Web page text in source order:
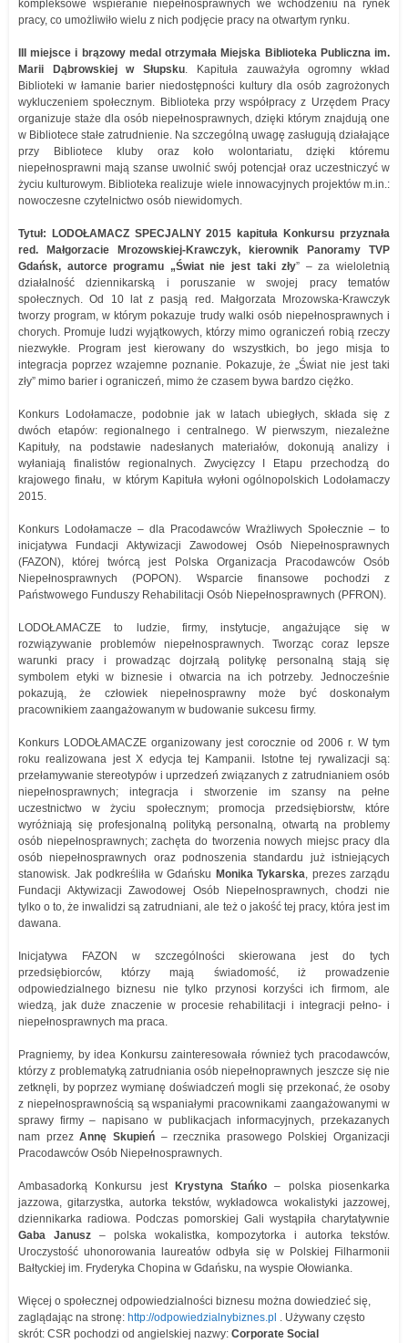
kompleksowe wspieranie niepełnosprawnych we wchodzeniu na rynek
pracy, co umożliwiło wielu z nich podjęcie pracy na otwartym rynku.
III miejsce i brązowy medal otrzymała Miejska Biblioteka Publiczna im.
Marii Dąbrowskiej w Słupsku. Kapituła zauważyła ogromny wkład
Biblioteki w łamanie barier niedostępności kultury dla osób zagrożonych
wykluczeniem społecznym. Biblioteka przy współpracy z Urzędem Pracy
organizuje staże dla osób niepełnosprawnych, dzięki którym znajdują one
w Bibliotece stałe zatrudnienie. Na szczególną uwagę zasługują działające
przy Bibliotece kluby oraz koło wolontariatu, dzięki któremu
niepełnosprawni mają szanse uwolnić swój potencjał oraz uczestniczyć w
życiu kulturowym. Biblioteka realizuje wiele innowacyjnych projektów m.in.:
nowoczesne czytelnictwo osób niewidomych.
Tytuł: LODOŁAMACZ SPECJALNY 2015 kapituła Konkursu przyznała
red. Małgorzacie Mrozowskiej-Krawczyk, kierownik Panoramy TVP
Gdańsk, autorce programu „Świat nie jest taki zły” – za wieloletnią
działalność dziennikarską i poruszanie w swojej pracy tematów
społecznych. Od 10 lat z pasją red. Małgorzata Mrozowska-Krawczyk
tworzy program, w którym pokazuje trudy walki osób niepełnosprawnych i
chorych. Promuje ludzi wyjątkowych, którzy mimo ograniczeń robią rzeczy
niezwykłe. Program jest kierowany do wszystkich, bo jego misja to
integracja poprzez wzajemne poznanie. Pokazuje, że „Świat nie jest taki
zły” mimo barier i ograniczeń, mimo że czasem bywa bardzo ciężko.
Konkurs Lodołamacze, podobnie jak w latach ubiegłych, składa się z
dwóch etapów: regionalnego i centralnego. W pierwszym, niezależne
Kapituły, na podstawie nadesłanych materiałów, dokonują analizy i
wyłaniają finalistów regionalnych. Zwycięzcy I Etapu przechodzą do
krajowego finału, w którym Kapituła wyłoni ogólnopolskich Lodołamaczy
2015.
Konkurs Lodołamacze – dla Pracodawców Wrażliwych Społecznie – to
inicjatywa Fundacji Aktywizacji Zawodowej Osób Niepełnosprawnych
(FAZON), której twórcą jest Polska Organizacja Pracodawców Osób
Niepełnosprawnych (POPON). Wsparcie finansowe pochodzi z
Państwowego Funduszy Rehabilitacji Osób Niepełnosprawnych (PFRON).
LODOŁAMACZE to ludzie, firmy, instytucje, angażujące się w
rozwiązywanie problemów niepełnosprawnych. Tworząc coraz lepsze
warunki pracy i prowadząc dojrzałą politykę personalną stają się
symbolem etyki w biznesie i otwarcia na ich potrzeby. Jednocześnie
pokazują, że człowiek niepełnosprawny może być doskonałym
pracownikiem zaangażowanym w budowanie sukcesu firmy.
Konkurs LODOŁAMACZE organizowany jest corocznie od 2006 r. W tym
roku realizowana jest X edycja tej Kampanii. Istotne tej rywalizacji są:
przełamywanie stereotypów i uprzedzeń związanych z zatrudnianiem osób
niepełnosprawnych; integracja i stworzenie im szansy na pełne
uczestnictwo w życiu społecznym; promocja przedsiębiorstw, które
wyróżniają się profesjonalną polityką personalną, otwartą na problemy
osób niepełnosprawnych; zachęta do tworzenia nowych miejsc pracy dla
osób niepełnosprawnych oraz podnoszenia standardu już istniejących
stanowisk. Jak podkreśliła w Gdańsku Monika Tykarska, prezes zarządu
Fundacji Aktywizacji Zawodowej Osób Niepełnosprawnych, chodzi nie
tylko o to, że inwalidzi są zatrudniani, ale też o jakość tej pracy, która jest im
dawana.
Inicjatywa FAZON w szczególności skierowana jest do tych
przedsiębiorców, którzy mają świadomość, iż prowadzenie
odpowiedzialnego biznesu nie tylko przynosi korzyści ich firmom, ale
wiedzą, jak duże znaczenie w procesie rehabilitacji i integracji pełno- i
niepełnosprawnych ma praca.
Pragniemy, by idea Konkursu zainteresowała również tych pracodawców,
którzy z problematyką zatrudniania osób niepełnoprawnych jeszcze się nie
zetknęli, by poprzez wymianę doświadczeń mogli się przekonać, że osoby
z niepełnosprawnością są wspaniałymi pracownikami zaangażowanymi w
sprawy firmy – napisano w publikacjach informacyjnych, przekazanych
nam przezAnnę Skupień– rzecznika prasowego Polskiej Organizacji
Pracodawców Osób Niepełnosprawnych.
Ambasadorką Konkursu jest Krystyna Stańko – polska piosenkarka
jazzowa, gitarzystka, autorka tekstów, wykładowca wokalistyki jazzowej,
dziennikarka radiowa. Podczas pomorskiej Gali wystąpiła charytatywnie
Gaba Janusz– polska wokalistka, kompozytorka i autorka tekstów.
Uroczystość uhonorowania laureatów odbyła się w Polskiej Filharmonii
Bałtyckiej im. Fryderyka Chopina w Gdańsku, na wyspie Ołowianka.
Więcej o społecznej odpowiedzialności biznesu można dowiedzieć się,
zaglądając na stronę: http://odpowiedzialnybiznes.pl . Używany często
skrót: CSR pochodzi od angielskiej nazwy: Corporate Social